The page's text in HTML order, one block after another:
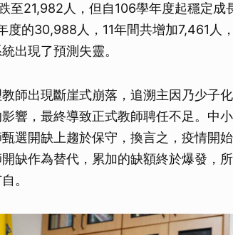
至21,982人，但自106學年度起穩定
度的30,988人，11年間共增加7,461人
出現了預測失靈。
師出現斷崖式崩落，追溯主因乃少子
響，最終導致正式教師聘任不足。中
選開缺上趨於保守，換言之，疫情開
缺作為替代，累加的缺額終於爆發，
。